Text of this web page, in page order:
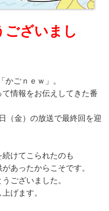
ざいまし
ごｎｅｗ」。
情報をお伝えしてきた番
（金）の放送で最終回を迎
けてこられたのも
あったからこそです。
ございました。
げます。